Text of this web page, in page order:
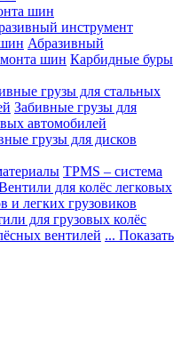
шин
инструмент
Абразивный
шин Карбидные буры
грузы для стальных
Забивные грузы для
автомобилей
грузы для дисков
TPMS – система
для колёс легковых
и легких грузовиков
для грузовых колёс
вентилей ... Показать